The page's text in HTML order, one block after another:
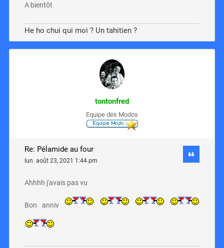
A bientôt
He ho chui qui moi ? Un tahitien ?
tontonfred
Equipe des Modos
Re: Pélamide au four
lun. août 23, 2021 1:44 pm
Ahhhh j'avais pas vu
Bon anniv